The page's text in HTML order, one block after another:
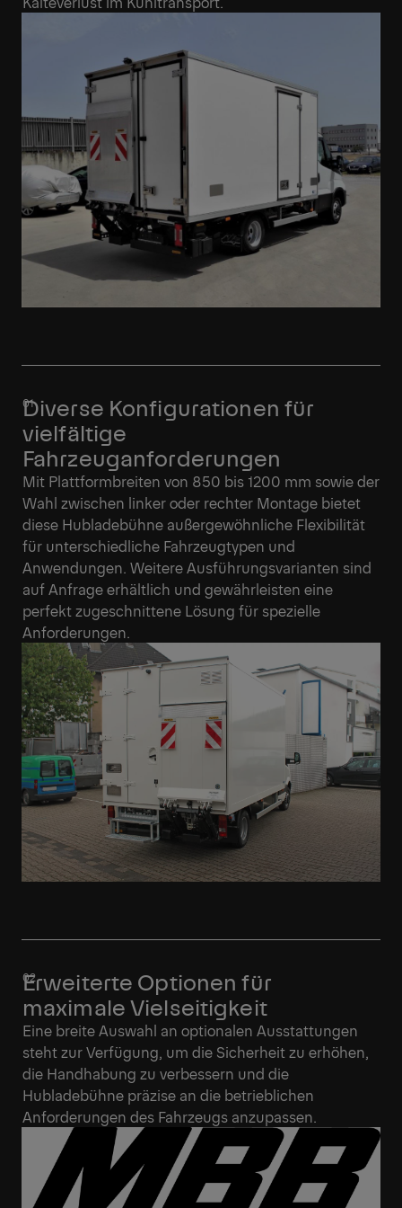
Diverse Konfigurationen für
vielfältige
Fahrzeuganforderungen
Mit Plattformbreiten von 850 bis 1200 mm sowie der
Wahl zwischen linker oder rechter Montage bietet
diese Hubladebühne außergewöhnliche Flexibilität
für unterschiedliche Fahrzeugtypen und
Anwendungen. Weitere Ausführungsvarianten sind
auf Anfrage erhältlich und gewährleisten eine
perfekt zugeschnittene Lösung für spezielle
Anforderungen.
Erweiterte Optionen für
maximale Vielseitigkeit
Eine breite Auswahl an optionalen Ausstattungen
steht zur Verfügung, um die Sicherheit zu erhöhen,
die Handhabung zu verbessern und die
Hubladebühne präzise an die betrieblichen
Anforderungen des Fahrzeugs anzupassen.